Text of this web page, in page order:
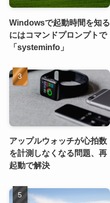
Windowsで起動時間を知る
にはコマンドプロンプトで
「systeminfo」
アップルウォッチが心拍数
を計測しなくなる問題、再
起動で解決